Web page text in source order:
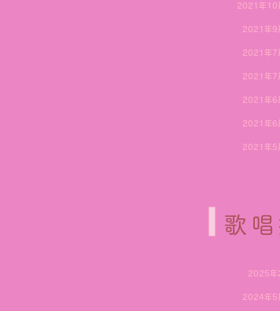
2021年10
2021年9
2021年7
2021年7
2021年6
2021年6
2021年5
歌
2025年
2024年5